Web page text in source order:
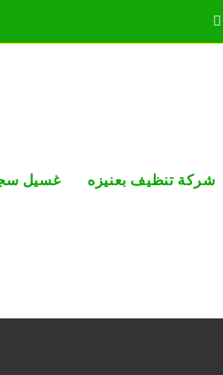
شركة تنظيف بعنيزه غسيل